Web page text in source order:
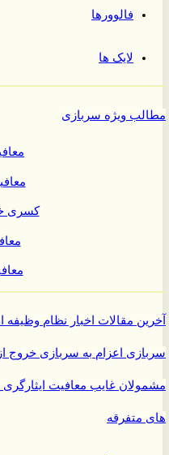
فالوورها
لایک ها
ویژه سربازی
معافیت
معافیت
کسری
مقالاتاخبار نظام وظیفه
اعزام به سربازیخروج از
غایبمعافیت ایثارگری
متفرقه